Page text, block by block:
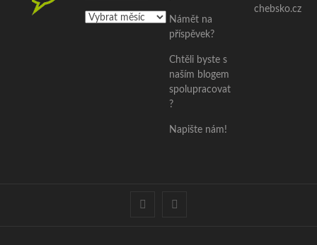
Archiv
Námět na
příspěvek?
Chtěli byste s
naším blogem
spolupracovat
?
Napište nám!
chebsko.cz
facebook